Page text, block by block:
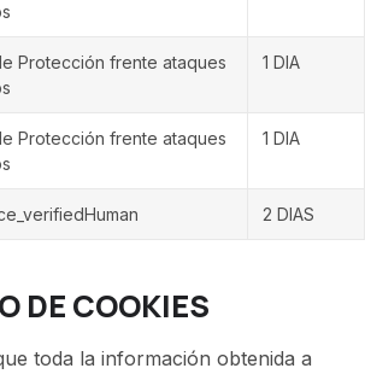
Protección frente ataques
1 DIA
Protección frente ataques
1 DIA
2 DIAS
DE COOKIES
toda la información obtenida a